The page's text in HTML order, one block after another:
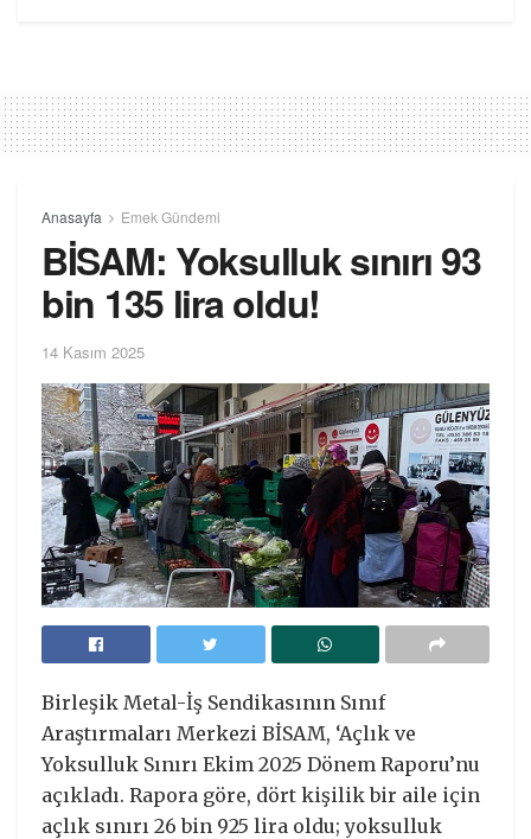
Anasayfa Emek Gündemi
BİSAM: Yoksulluk sınırı 93
bin 135 lira oldu!
14 Kasım 2025
Birleşik Metal-İş Sendikasının Sınıf
Araştırmaları Merkezi BİSAM, ‘Açlık ve
Yoksulluk Sınırı Ekim 2025 Dönem Raporu’nu
açıkladı. Rapora göre, dört kişilik bir aile için
açlık sınırı 26 bin 925 lira oldu; yoksulluk